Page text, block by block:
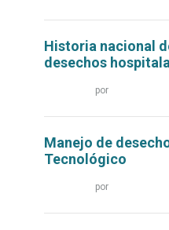
Historia nacional
desechos
por
Manejo de
Tecnológico
por